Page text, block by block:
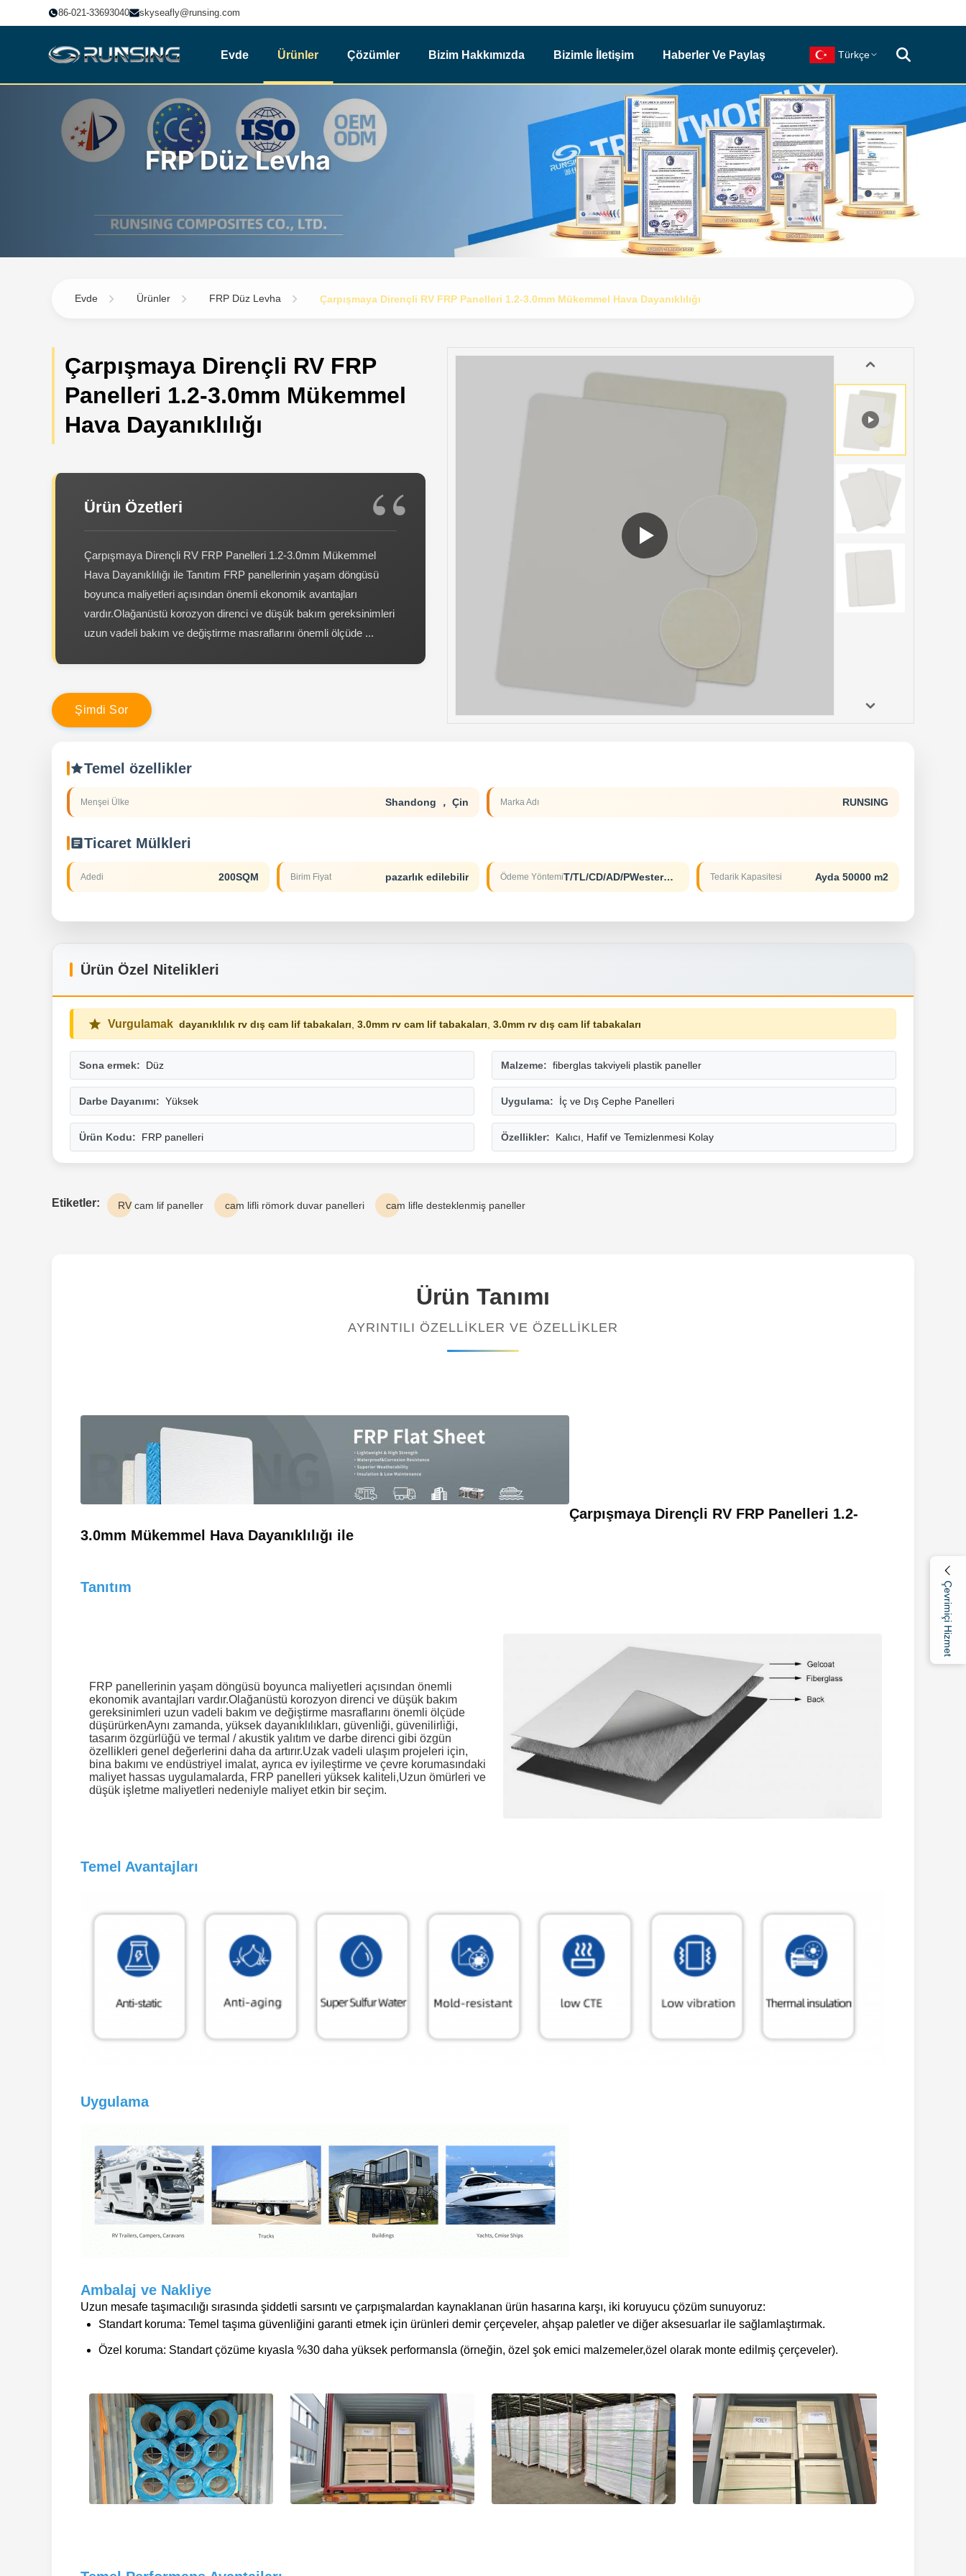
86-021-33693040 skyseafly@runsing.com
Evde Ürünler Çözümler Bizim Hakkımızda Bizimle İletişim Haberler Ve Paylaş Türkçe
Çevrimiçi Hizmet
FRP Düz Levha
Evde Ürünler FRP Düz Levha Çarpışmaya Dirençli RV FRP Panelleri 1.2-3.0mm Mükemmel Hava Dayanıklılığı
Çarpışmaya Dirençli RV FRP
Panelleri 1.2-3.0mm Mükemmel
Hava Dayanıklılığı
Ürün Özetleri
Çarpışmaya Dirençli RV FRP Panelleri 1.2-3.0mm Mükemmel
Hava Dayanıklılığı ile Tanıtım FRP panellerinin yaşam döngüsü
boyunca maliyetleri açısından önemli ekonomik avantajları
vardır.Olağanüstü korozyon direnci ve düşük bakım gereksinimleri
uzun vadeli bakım ve değiştirme masraflarını önemli ölçüde ...
Şimdi Sor
Temel özellikler
Menşei Ülke Shandong ， Çin Marka Adı RUNSING
Ticaret Mülkleri
Adedi 200SQM Birim Fiyat pazarlık edilebilir Ödeme Yöntemi T/TL/CD/AD/PWestern Union Tedarik Kapasitesi Ayda 50000 m2
Ürün Özel Nitelikleri
Vurgulamak dayanıklılık rv dış cam lif tabakaları 3.0mm rv cam lif tabakaları 3.0mm rv dış cam lif tabakaları
Sona ermek: Düz Malzeme: fiberglas takviyeli plastik paneller
Darbe Dayanımı: Yüksek Uygulama: İç ve Dış Cephe Panelleri
Ürün Kodu: FRP panelleri Özellikler: Kalıcı, Hafif ve Temizlenmesi Kolay
Etiketler: RV cam lif paneller cam lifli römork duvar panelleri cam lifle desteklenmiş paneller
Ürün Tanımı
AYRINTILI ÖZELLIKLER VE ÖZELLIKLER
Çarpışmaya Dirençli RV FRP Panelleri 1.2-
3.0mm Mükemmel Hava Dayanıklılığı ile
Tanıtım
FRP panellerinin yaşam döngüsü boyunca maliyetleri açısından önemli
ekonomik avantajları vardır.Olağanüstü korozyon direnci ve düşük bakım
gereksinimleri uzun vadeli bakım ve değiştirme masraflarını önemli ölçüde
düşürürkenAynı zamanda, yüksek dayanıklılıkları, güvenliği, güvenilirliği,
tasarım özgürlüğü ve termal / akustik yalıtım ve darbe direnci gibi özgün
özellikleri genel değerlerini daha da artırır.Uzak vadeli ulaşım projeleri için,
bina bakımı ve endüstriyel imalat, ayrıca ev iyileştirme ve çevre korumasındaki
maliyet hassas uygulamalarda, FRP panelleri yüksek kaliteli,Uzun ömürleri ve
düşük işletme maliyetleri nedeniyle maliyet etkin bir seçim.
Temel Avantajları
Uygulama
Ambalaj ve Nakliye
Uzun mesafe taşımacılığı sırasında şiddetli sarsıntı ve çarpışmalardan kaynaklanan ürün hasarına karşı, iki koruyucu çözüm sunuyoruz:
Standart koruma: Temel taşıma güvenliğini garanti etmek için ürünleri demir çerçeveler, ahşap paletler ve diğer aksesuarlar ile sağlamlaştırmak.
Özel koruma: Standart çözüme kıyasla %30 daha yüksek performansla (örneğin, özel şok emici malzemeler,özel olarak monte edilmiş çerçeveler).